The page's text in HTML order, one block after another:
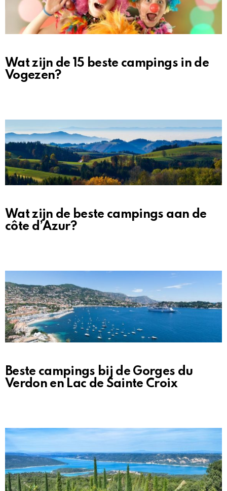
Wat zijn de 15 beste campings in de
Vogezen?
Wat zijn de beste campings aan de
côte d’Azur?
Beste campings bij de Gorges du
Verdon en Lac de Sainte Croix